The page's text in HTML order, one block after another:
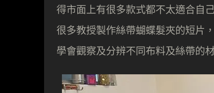
得市面上有很多款式都不太適合自
很多教授製作絲帶蝴蝶髮夾的短片
學會觀察及分辨不同布料及絲帶的